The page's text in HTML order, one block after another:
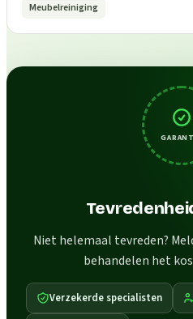
Meubelreiniging
Niet helemaal tevreden?
behandelen het
Verzekerde specialisten